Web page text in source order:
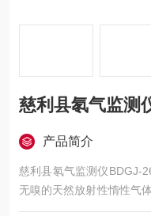
慈利县氡气监测
产品简介
慈利县氡气监测仪BDGJ-
无嗅的天然放射性惰性气
铀系衰变链的重要产物。